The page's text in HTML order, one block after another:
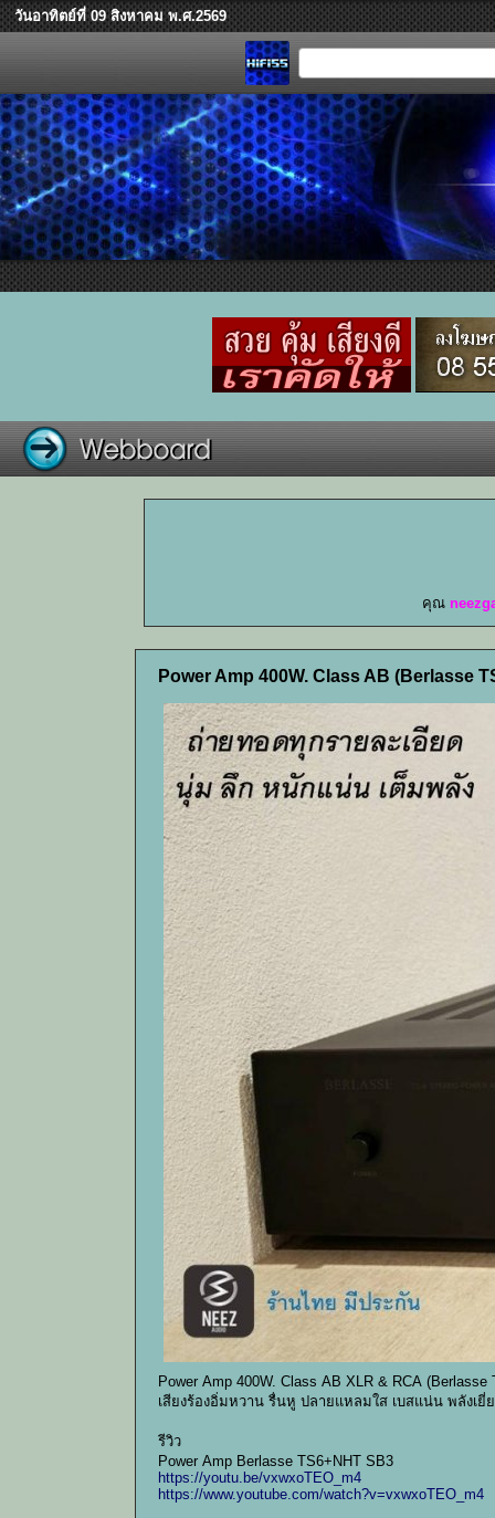
วันอาทิตย์ที่ 09 สิงหาคม พ.ศ.2569
คุณ
Power Amp 400W. Class AB (Berlasse
Power Amp 400W. Class AB XLR & RCA (Berlasse
เสียงร้องอิ่มหวาน รื่นหู ปลายแหลมใส เบสแน่น พลังเ
รีวิว
Power Amp Berlasse TS6+NHT SB3
https://youtu.be/vxwxoTEO_m4
https://www.youtube.com/watch?v=vxwxoTEO_m4